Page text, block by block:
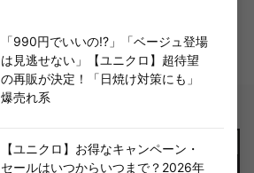
GU ワークマン 無印良品
ライター詳細へ
「990円でいいの!?」「ベージュ登場
は見逃せない」【ユニクロ】超待望
の再販が決定！「日焼け対策にも」
爆売れ系
【ユニクロ】お得なキャンペーン・
セールはいつからいつまで？2026年